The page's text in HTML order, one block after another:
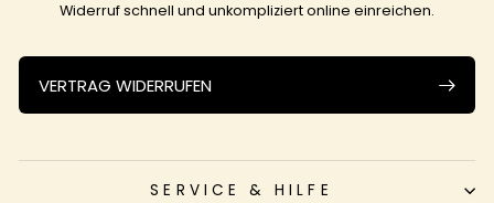
Widerruf schnell und unkompliziert online einreichen.
VERTRAG WIDERRUFEN
SERVICE & HILFE